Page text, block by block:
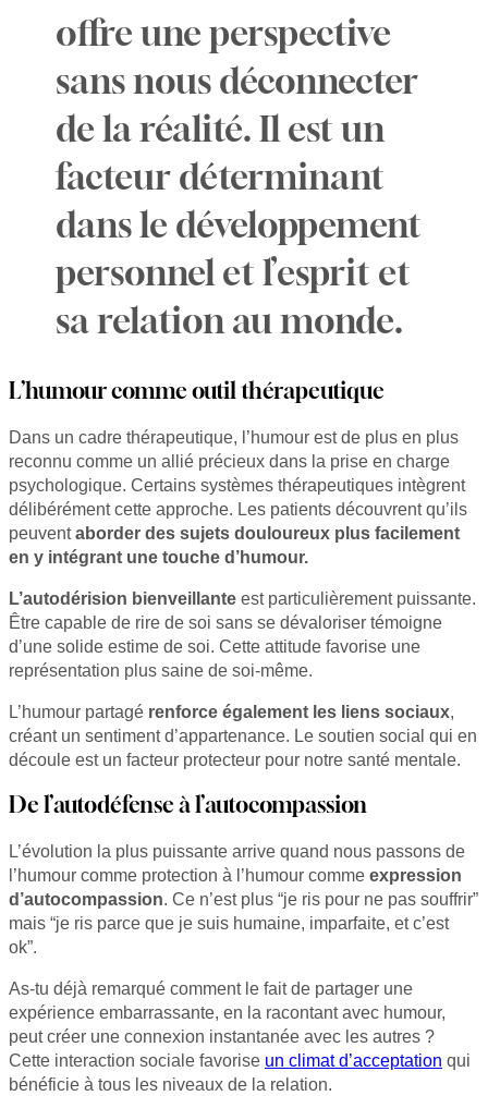
offre une perspective
sans nous déconnecter
de la réalité. Il est un
facteur déterminant
dans le développement
personnel et l’esprit et
sa relation au monde.
L’humour comme outil thérapeutique
Dans un cadre thérapeutique, l’humour est de plus en plus
reconnu comme un allié précieux dans la prise en charge
psychologique. Certains systèmes thérapeutiques intègrent
délibérément cette approche. Les patients découvrent qu’ils
peuventaborder des sujets douloureux plus facilement
en y intégrant une touche d’humour.
L’autodérision bienveillante est particulièrement puissante.
Être capable de rire de soi sans se dévaloriser témoigne
d’une solide estime de soi. Cette attitude favorise une
représentation plus saine de soi-même.
L’humour partagé renforce également les liens sociaux,
créant un sentiment d’appartenance. Le soutien social qui en
découle est un facteur protecteur pour notre santé mentale.
De l’autodéfense à l’autocompassion
L’évolution la plus puissante arrive quand nous passons de
l’humour comme protection à l’humour comme expression
d’autocompassion. Ce n’est plus “je ris pour ne pas souffrir”
mais “je ris parce que je suis humaine, imparfaite, et c’est
ok”.
As-tu déjà remarqué comment le fait de partager une
expérience embarrassante, en la racontant avec humour,
peut créer une connexion instantanée avec les autres ?
Cette interaction sociale favorise un climat d’acceptation qui
bénéficie à tous les niveaux de la relation.